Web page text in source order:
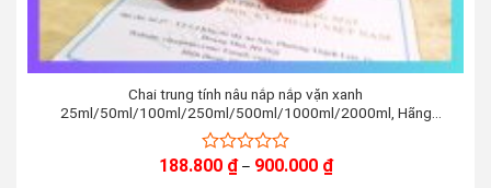
Chai trung tính nâu nắp nắp vặn xanh
25ml/50ml/100ml/250ml/500ml/1000ml/2000ml, Hãng
Biohall Germaany/Đức
0
188.800 ₫ – 900.000 ₫Khoảng
giá: